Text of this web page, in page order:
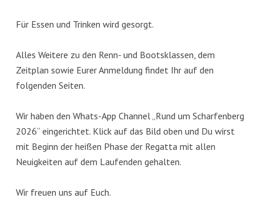
Für Essen und Trinken wird gesorgt.
Alles Weitere zu den Renn- und Bootsklassen, dem
Zeitplan sowie Eurer Anmeldung findet Ihr auf den
folgenden Seiten.
Wir haben den Whats-App Channel „Rund um Scharfenberg
2026“ eingerichtet. Klick auf das Bild oben und Du wirst
mit Beginn der heißen Phase der Regatta mit allen
Neuigkeiten auf dem Laufenden gehalten.
Wir freuen uns auf Euch.